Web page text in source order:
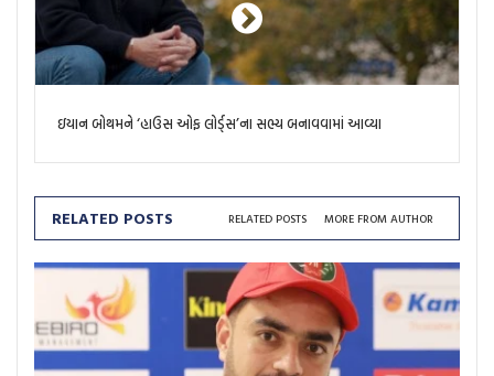
ઇયાન બોથમને ‘હાઉસ ઓફ લોર્ડ્સ’ના સભ્ય બનાવવામાં આવ્યા
RELATED POSTS RELATED POSTS MORE FROM AUTHOR